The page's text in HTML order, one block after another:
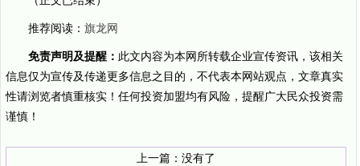
推荐阅读： 旗龙网
免责声明及提醒： 此文内容为本网所转载企业宣传资讯，该相关
信息仅为宣传及传递更多信息之目的，不代表本网站观点，文章真实
性请浏览者慎重核实！任何投资加盟均有风险，提醒广大民众投资需
谨慎！
上一篇：没有了